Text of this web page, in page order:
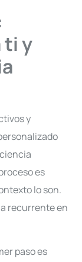
ti y
y
es
lo son.
recurrente en
paso es